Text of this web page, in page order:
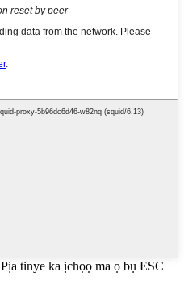
Pịa tinye ka ịchọọ ma ọ bụ ESC